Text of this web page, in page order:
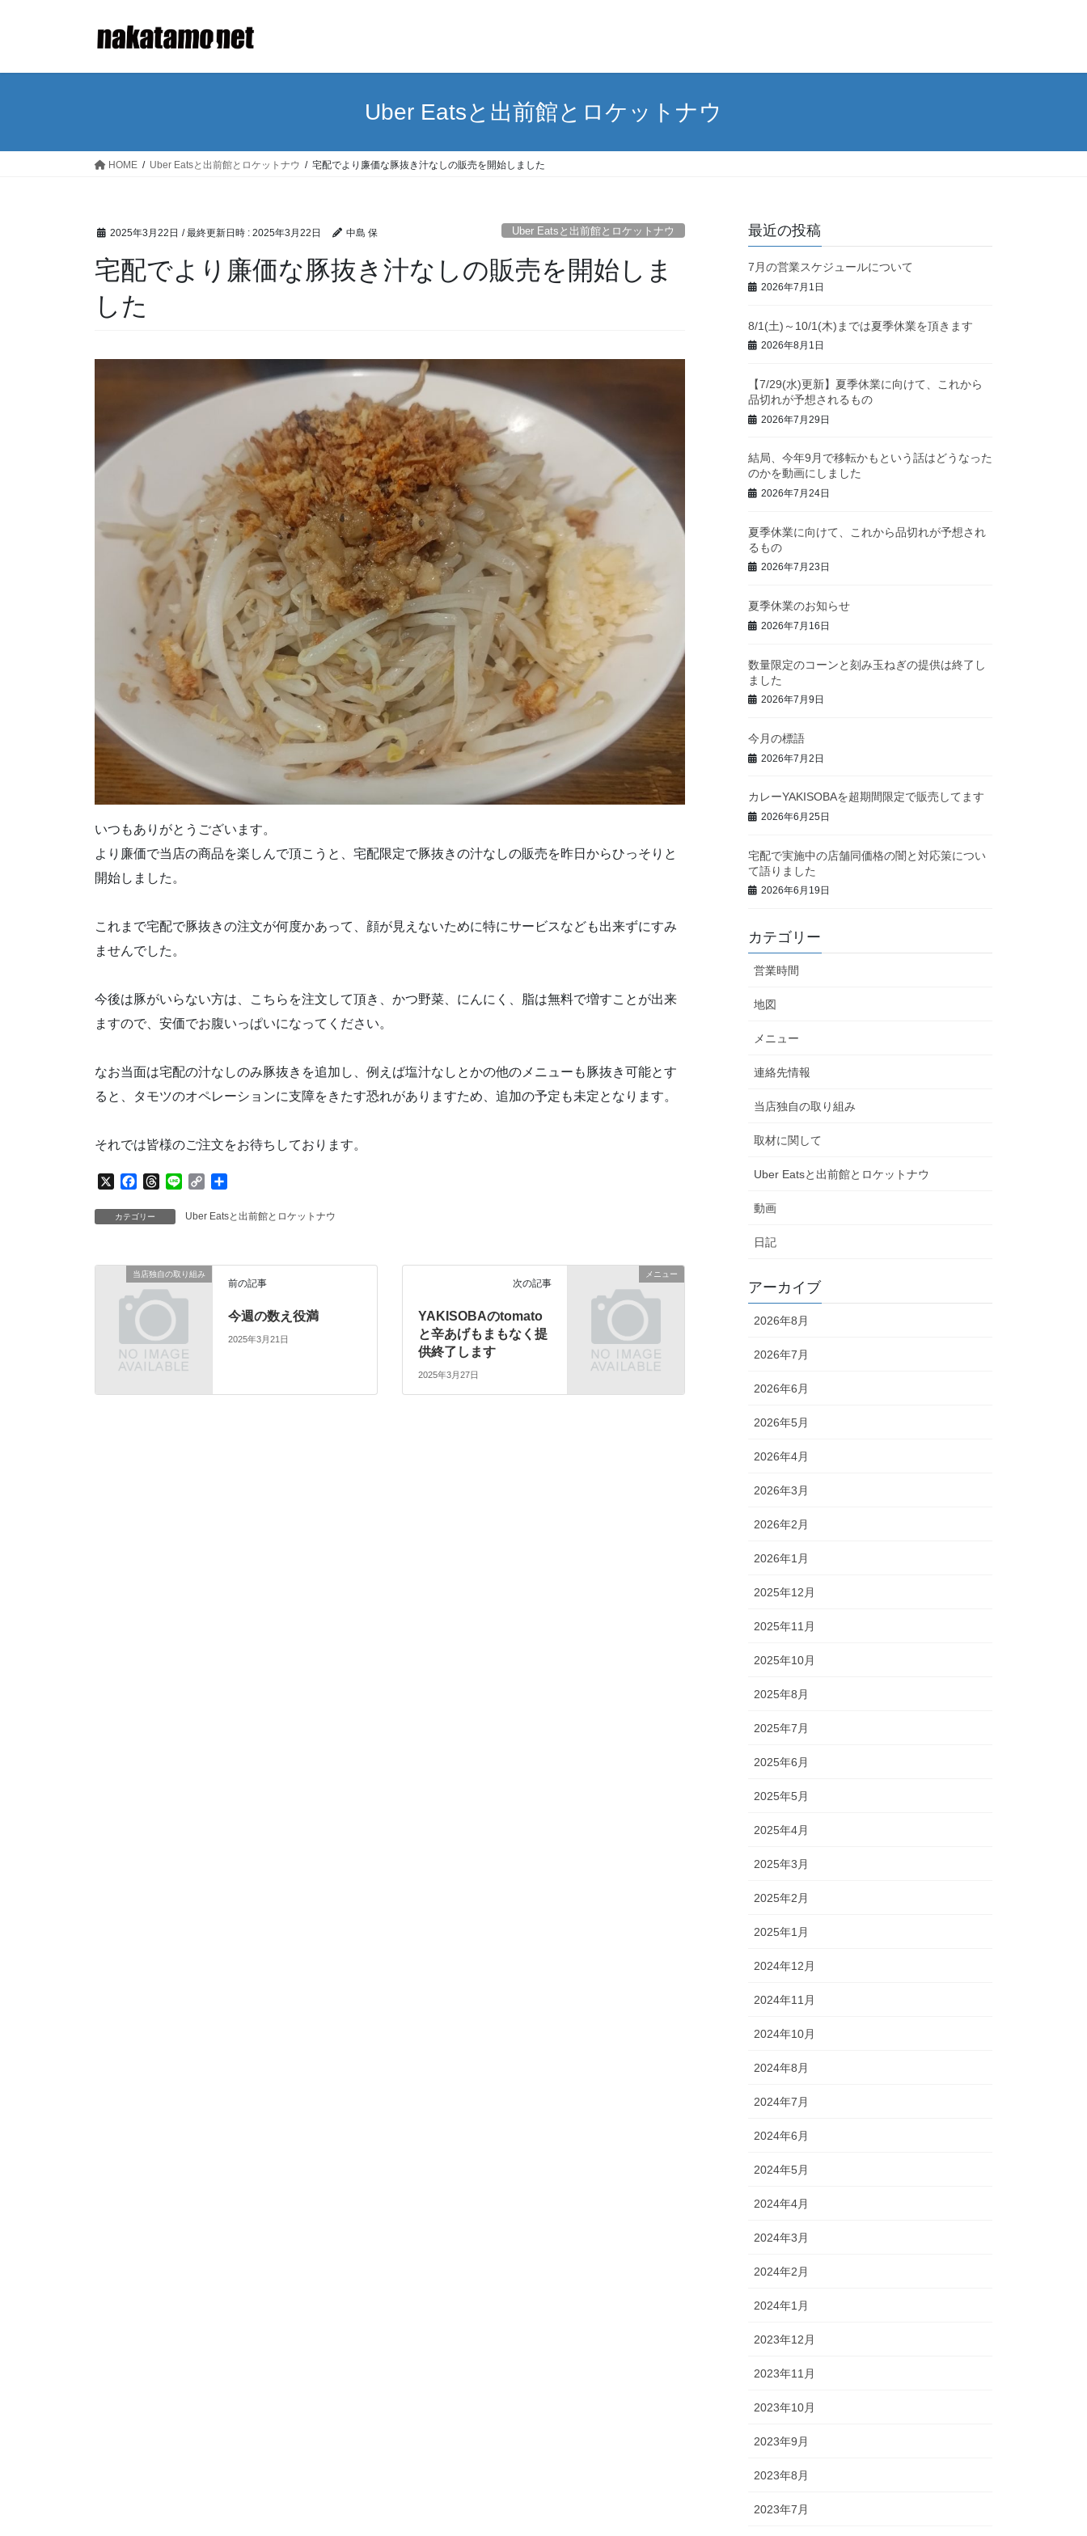
Uber Eatsと出前館とロケットナウ
HOME Uber Eatsと出前館とロケットナウ 宅配でより廉価な豚抜き汁なしの販売を開始しました
2025年3月22日 / 最終更新日時 : 2025年3月22日 中島 保 Uber Eatsと出前館とロケットナウ
宅配でより廉価な豚抜き汁なしの販売を開始しま
した
いつもありがとうございます。
より廉価で当店の商品を楽しんで頂こうと、宅配限定で豚抜きの汁なしの販売を昨日からひっそりと
開始しました。
これまで宅配で豚抜きの注文が何度かあって、顔が見えないために特にサービスなども出来ずにすみ
ませんでした。
今後は豚がいらない方は、こちらを注文して頂き、かつ野菜、にんにく、脂は無料で増すことが出来
ますので、安価でお腹いっぱいになってください。
なお当面は宅配の汁なしのみ豚抜きを追加し、例えば塩汁なしとかの他のメニューも豚抜き可能とす
ると、タモツのオペレーションに支障をきたす恐れがありますため、追加の予定も未定となります。
それでは皆様のご注文をお待ちしております。
X
c
o
o
k
r
d
s
n
p
i
n
カテゴリー Uber Eatsと出前館とロケットナウ
当店独自の取り組み
前の記事
今週の数え役満
2025年3月21日
メニュー
次の記事
YAKISOBAのtomato
と辛あげもまもなく提
供終了します
2025年3月27日
最近の投稿
7月の営業スケジュールについて
2026年7月1日
8/1(土)～10/1(木)までは夏季休業を頂きます
2026年8月1日
【7/29(水)更新】夏季休業に向けて、これから
品切れが予想されるもの
2026年7月29日
結局、今年9月で移転かもという話はどうなった
のかを動画にしました
2026年7月24日
夏季休業に向けて、これから品切れが予想され
るもの
2026年7月23日
夏季休業のお知らせ
2026年7月16日
数量限定のコーンと刻み玉ねぎの提供は終了し
ました
2026年7月9日
今月の標語
2026年7月2日
カレーYAKISOBAを超期間限定で販売してます
2026年6月25日
宅配で実施中の店舗同価格の闇と対応策につい
て語りました
2026年6月19日
カテゴリー
営業時間
地図
メニュー
連絡先情報
当店独自の取り組み
取材に関して
Uber Eatsと出前館とロケットナウ
動画
日記
アーカイブ
2026年8月
2026年7月
2026年6月
2026年5月
2026年4月
2026年3月
2026年2月
2026年1月
2025年12月
2025年11月
2025年10月
2025年8月
2025年7月
2025年6月
2025年5月
2025年4月
2025年3月
2025年2月
2025年1月
2024年12月
2024年11月
2024年10月
2024年8月
2024年7月
2024年6月
2024年5月
2024年4月
2024年3月
2024年2月
2024年1月
2023年12月
2023年11月
2023年10月
2023年9月
2023年8月
2023年7月